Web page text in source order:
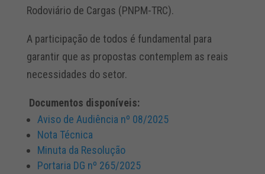
Rodoviário de Cargas (PNPM-TRC).
A participação de todos é fundamental para
garantir que as propostas contemplem as reais
necessidades do setor.
Documentos disponíveis:
Aviso de Audiência nº 08/2025
Nota Técnica
Minuta da Resolução
Portaria DG nº 265/2025